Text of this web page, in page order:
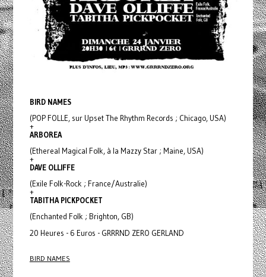
BIRD NAMES
(POP FOLLE, sur Upset The Rhythm Records ; Chicago, USA)
+
ARBOREA
(Ethereal Magical Folk, à la Mazzy Star ; Maine, USA)
+
DAVE OLLIFFE
(Exile Folk-Rock ; France/Australie)
+
TABITHA PICKPOCKET
(Enchanted Folk ; Brighton, GB)
20 Heures - 6 Euros - GRRRND ZERO GERLAND
BIRD NAMES